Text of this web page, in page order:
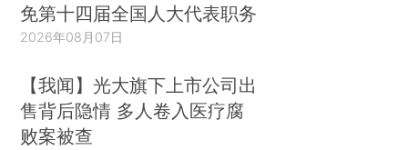
免第十四届全国人大代表职务
2026年08月07日
【我闻】光大旗下上市公司出
售背后隐情 多人卷入医疗腐
败案被查